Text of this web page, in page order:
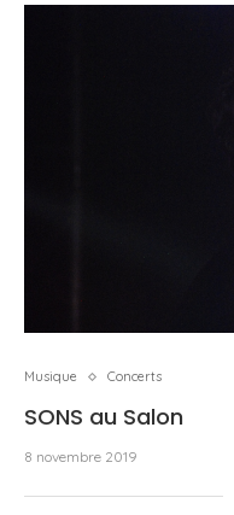
Musique Concerts
SONS au Salon
8 novembre 2019